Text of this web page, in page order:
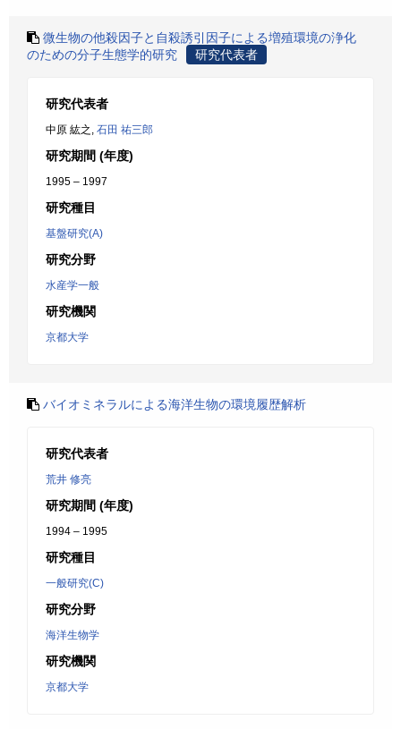
微生物の他殺因子と自殺誘引因子による増殖環境の浄化
のための分子生態学的研究
研究代表者
研究代表者
中原 紘之, 石田 祐三郎
研究期間 (年度)
1995 – 1997
研究種目
基盤研究(A)
研究分野
水産学一般
研究機関
京都大学
バイオミネラルによる海洋生物の環境履歴解析
研究代表者
荒井 修亮
研究期間 (年度)
1994 – 1995
研究種目
一般研究(C)
研究分野
海洋生物学
研究機関
京都大学